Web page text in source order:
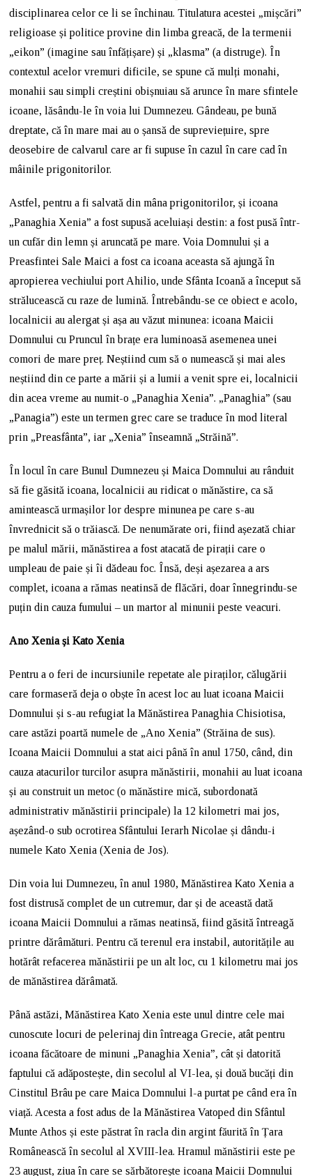
disciplinarea celor ce li se închinau. Titulatura acestei „mișcări”
religioase și politice provine din limba greacă, de la termenii
„eikon” (imagine sau înfățișare) și „klasma” (a distruge). În
contextul acelor vremuri dificile, se spune că mulți monahi,
monahii sau simpli creștini obișnuiau să arunce în mare sfintele
icoane, lăsându-le în voia lui Dumnezeu. Gândeau, pe bună
dreptate, că în mare mai au o șansă de supreviețuire, spre
deosebire de calvarul care ar fi supuse în cazul în care cad în
mâinile prigonitorilor.
Astfel, pentru a fi salvată din mâna prigonitorilor, și icoana
„Panaghia Xenia” a fost supusă aceluiași destin: a fost pusă într-
un cufăr din lemn și aruncată pe mare. Voia Domnului și a
Preasfintei Sale Maici a fost ca icoana aceasta să ajungă în
apropierea vechiului port Ahilio, unde Sfânta Icoană a început să
strălucească cu raze de lumină. Întrebându-se ce obiect e acolo,
localnicii au alergat și așa au văzut minunea: icoana Maicii
Domnului cu Pruncul în brațe era luminoasă asemenea unei
comori de mare preț. Neștiind cum să o numească și mai ales
neștiind din ce parte a mării și a lumii a venit spre ei, localnicii
din acea vreme au numit-o „Panaghia Xenia”. „Panaghia” (sau
„Panagia”) este un termen grec care se traduce în mod literal
prin „Preasfânta”, iar „Xenia” înseamnă „Străină”.
În locul în care Bunul Dumnezeu și Maica Domnului au rânduit
să fie găsită icoana, localnicii au ridicat o mănăstire, ca să
amintească urmașilor lor despre minunea pe care s-au
învrednicit să o trăiască. De nenumărate ori, fiind așezată chiar
pe malul mării, mănăstirea a fost atacată de pirații care o
umpleau de paie și îi dădeau foc. Însă, deși așezarea a ars
complet, icoana a rămas neatinsă de flăcări, doar înnegrindu-se
puțin din cauza fumului – un martor al minunii peste veacuri.
Ano Xenia și Kato Xenia
Pentru a o feri de incursiunile repetate ale piraților, călugării
care formaseră deja o obște în acest loc au luat icoana Maicii
Domnului și s-au refugiat la Mănăstirea Panaghia Chisiotisa,
care astăzi poartă numele de „Ano Xenia” (Străina de sus).
Icoana Maicii Domnului a stat aici până în anul 1750, când, din
cauza atacurilor turcilor asupra mănăstirii, monahii au luat icoana
și au construit un metoc (o mănăstire mică, subordonată
administrativ mănăstirii principale) la 12 kilometri mai jos,
așezând-o sub ocrotirea Sfântului Ierarh Nicolae și dându-i
numele Kato Xenia (Xenia de Jos).
Din voia lui Dumnezeu, în anul 1980, Mănăstirea Kato Xenia a
fost distrusă complet de un cutremur, dar și de această dată
icoana Maicii Domnului a rămas neatinsă, fiind găsită întreagă
printre dărâmături. Pentru că terenul era instabil, autoritățile au
hotărât refacerea mănăstirii pe un alt loc, cu 1 kilometru mai jos
de mănăstirea dărâmată.
Până astăzi, Mănăstirea Kato Xenia este unul dintre cele mai
cunoscute locuri de pelerinaj din întreaga Grecie, atât pentru
icoana făcătoare de minuni „Panaghia Xenia”, cât și datorită
faptului că adăpostește, din secolul al VI-lea, și două bucăți din
Cinstitul Brâu pe care Maica Domnului l-a purtat pe când era în
viață. Acesta a fost adus de la Mănăstirea Vatoped din Sfântul
Munte Athos și este păstrat în racla din argint făurită în Țara
Românească în secolul al XVIII-lea. Hramul mănăstirii este pe
23 august, ziua în care se sărbătorește icoana Maicii Domnului